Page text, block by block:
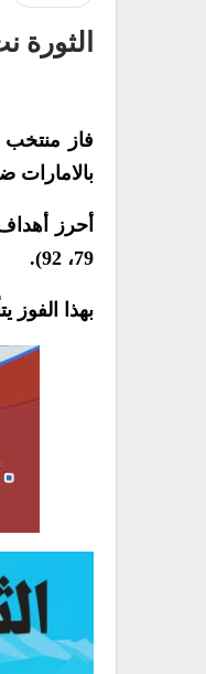
الثورة
فاز منتخب
بالامارات
79، 92).
بهذا